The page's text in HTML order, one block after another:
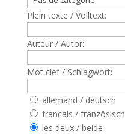
Plein texte / Volltext:
Auteur / Autor:
Mot clef / Schlagwort:
allemand / deutsch
francais / französisch
les deux / beide